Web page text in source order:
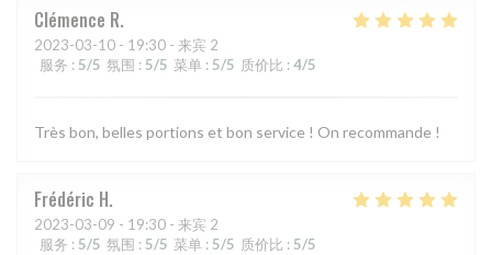
Clémence R
2023-03-10 - 19:30 - 来宾 2
服务 : 5/5 氛围 : 5/5 菜单 : 5/5 质价比 : 4/5
Très bon, belles portions et bon service ! On recommande !
Frédéric H
2023-03-09 - 19:30 - 来宾 2
服务 : 5/5 氛围 : 5/5 菜单 : 5/5 质价比 : 5/5